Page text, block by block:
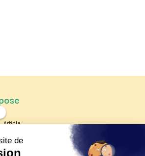
Article
Les reportages d'été 2026 de KTO